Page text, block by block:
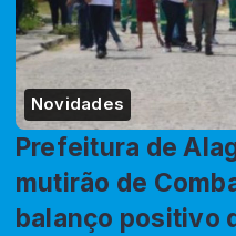
Novidades
Prefeitura de
mutirão de
balanço positivo